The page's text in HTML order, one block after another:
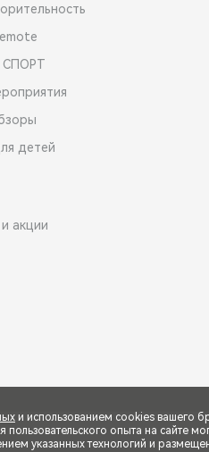
СПОРТ
детей
акции
и использованием cookies вашего
опыта на сайте
указанных технологий и